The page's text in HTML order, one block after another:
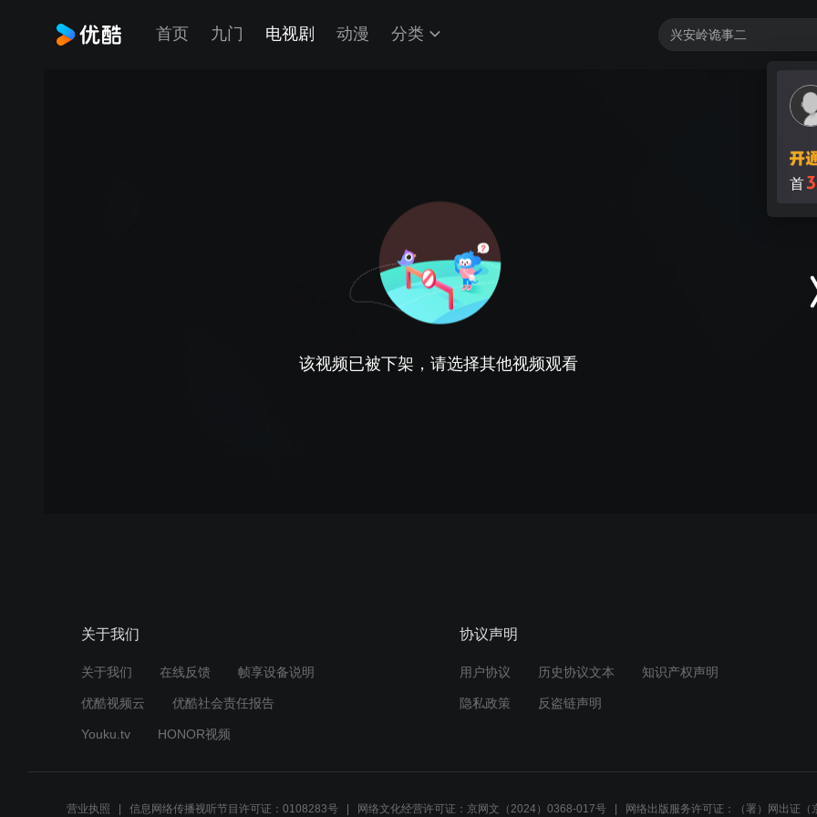
首页 九门 电视剧 动漫 分类
首3
该视频已被下架，请选择其他视频观看
关于我们
关于我们 在线反馈 帧享设备说明
优酷视频云 优酷社会责任报告
Youku.tv HONOR视频
协议声明
用户协议 历史协议文本 知识产权声明
隐私政策 反盗链声明
营业执照 信息网络传播视听节目许可证：0108283号 网络文化经营许可证：京网文（2024）0368-017号 网络出版服务许可证：（署）网出证（